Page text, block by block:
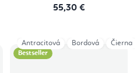
55,30 €
Bestseller
Antracitová Bordová Čierna